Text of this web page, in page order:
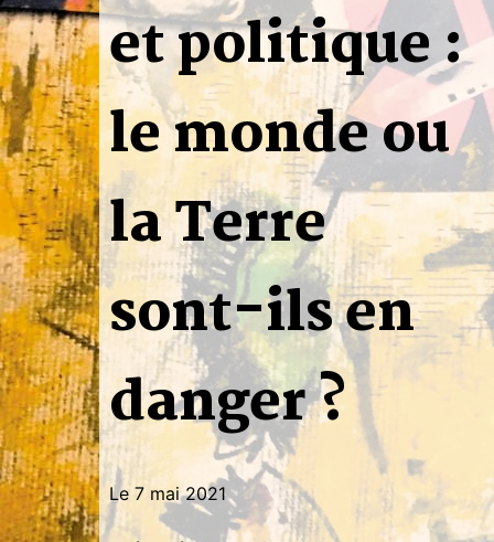
et politique :
le monde ou
la Terre
sont-ils en
danger ?
Le 7 mai 2021